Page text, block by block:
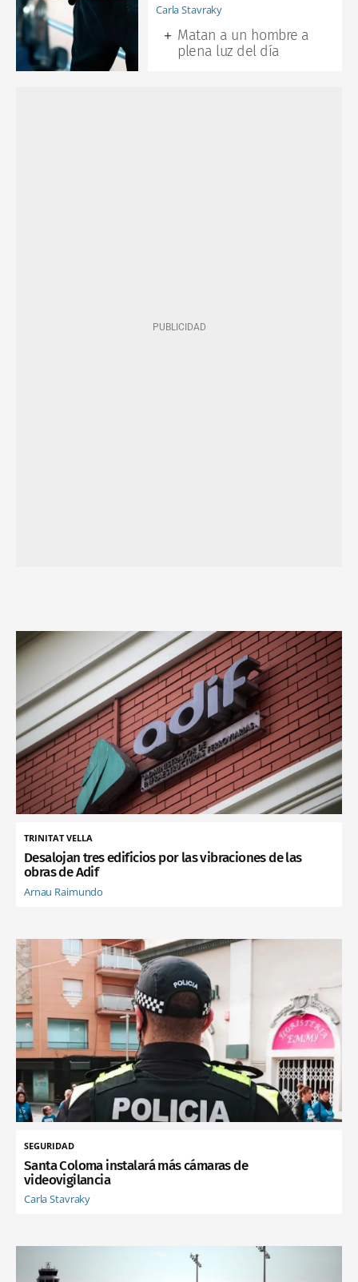
Carla Stavraky
Matan a un hombre a
plena luz del día
TRINITAT VELLA
Desalojan tres edificios por las vibraciones de las
obras de Adif
Arnau Raimundo
SEGURIDAD
Santa Coloma instalará más cámaras de
videovigilancia
Carla Stavraky